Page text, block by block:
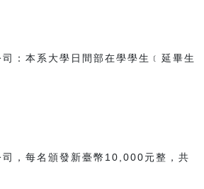
：本系大學日間部在學學生﹝延畢生
司，每名頒發新臺幣10,000元整，共